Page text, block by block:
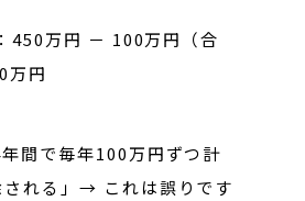
450万円 － 100万円（合
万円
年間で毎年100万円ずつ計
される」→ これは誤りです